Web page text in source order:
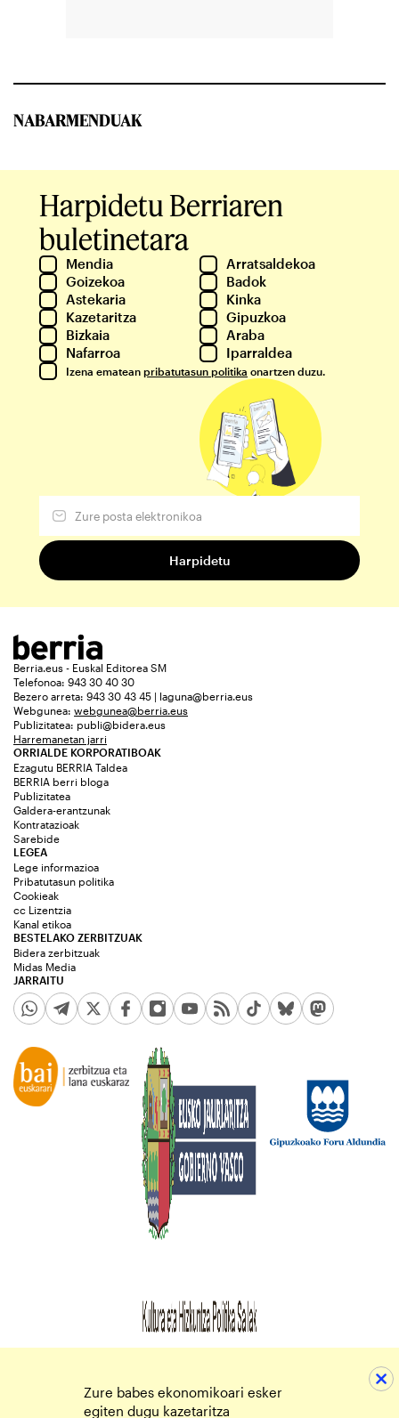
NABARMENDUAK
Harpidetu Berriaren
buletinetara
Mendia
Arratsaldekoa
Goizekoa
Badok
Astekaria
Kinka
Kazetaritza
Gipuzkoa
Bizkaia
Araba
Nafarroa
Iparraldea
Izena ematean pribatutasun politika onartzen duzu.
Berria.eus - Euskal Editorea SM
Telefonoa: 943 30 40 30
Bezero arreta: 943 30 43 45 | laguna@berria.eus
Webgunea: webgunea@berria.eus
Publizitatea: publi@bidera.eus
Harremanetan jarri
ORRIALDE KORPORATIBOAK
Ezagutu BERRIA Taldea
BERRIA berri bloga
Publizitatea
Galdera-erantzunak
Kontratazioak
Sarebide
JARRAITU
LEGEA
Lege informazioa
Pribatutasun politika
Cookieak
cc Lizentzia
Kanal etikoa
BESTELAKO ZERBITZUAK
Bidera zerbitzuak
Midas Media
Zure babes ekonomikoari esker
egiten dugu kazetaritza